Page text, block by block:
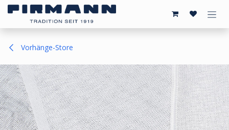
Zum Inhalt springen
Vorhänge-Store